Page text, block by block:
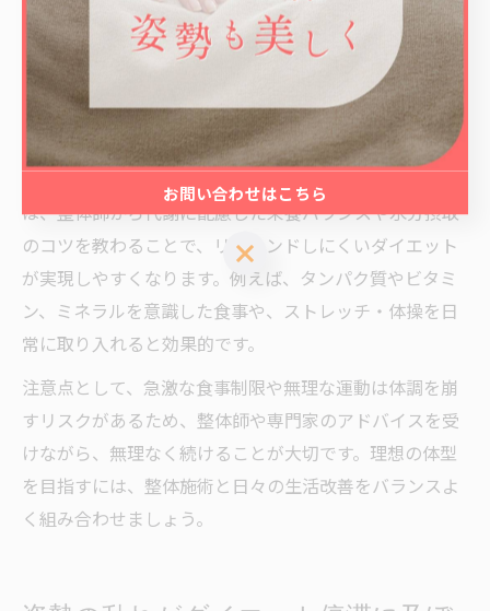
スしてくれる場合があります。姿勢や骨格バランスが整
った状態で運動を行うと、筋肉の使い方が正しくなり、
消費カロリーが増える傾向があります。
また、整体で血流やリンパの流れが改善されることで、
代謝アップやむくみ解消にもつながります。食事面で
は、整体師から代謝に配慮した栄養バランスや水分摂取
のコツを教わることで、リバウンドしにくいダイエット
が実現しやすくなります。例えば、タンパク質やビタミ
ン、ミネラルを意識した食事や、ストレッチ・体操を日
常に取り入れると効果的です。
注意点として、急激な食事制限や無理な運動は体調を崩
すリスクがあるため、整体師や専門家のアドバイスを受
けながら、無理なく続けることが大切です。理想の体型
を目指すには、整体施術と日々の生活改善をバランスよ
く組み合わせましょう。
お問い合わせはこちら
お問い合わせはこちら